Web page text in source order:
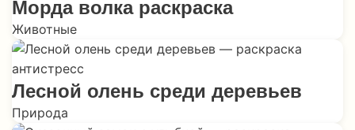
Морда волка раскраска
Животные
Лесной олень среди деревьев
Природа